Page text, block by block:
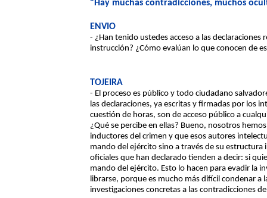
"Hay muchas contradicciones, muchos
ENVIO
- ¿Han tenido ustedes acceso a las
instrucción? ¿Cómo evalúan lo que conocen de
TOJEIRA
- El proceso es público y todo ciudadano
las declaraciones, ya escritas y firmadas por los
cuestión de horas, son de acceso público a
¿Qué se percibe en ellas? Bueno, nosotros
inductores del crimen y que esos autores
mando del ejército sino a través de su
oficiales que han declarado tienden a decir: si
mando del ejército. Esto lo hacen para evadir la
librarse, porque es mucho más difícil condenar
investigaciones concretas a las contradicciones